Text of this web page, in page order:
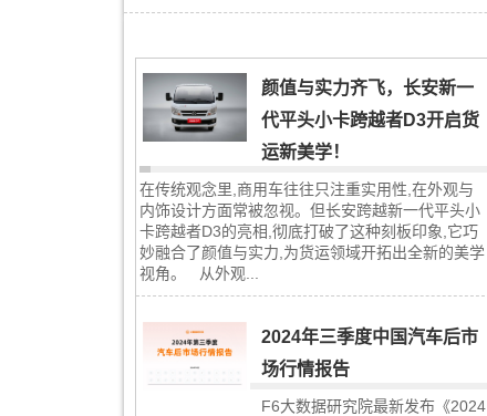
颜值与实力齐飞，长安新一
代平头小卡跨越者D3开启货
运新美学！
在传统观念里,商用车往往只注重实用性,在外观与
内饰设计方面常被忽视。但长安跨越新一代平头小
卡跨越者D3的亮相,彻底打破了这种刻板印象,它巧
妙融合了颜值与实力,为货运领域开拓出全新的美学
视角。 从外观...
2024年三季度中国汽车后市
场行情报告
F6大数据研究院最新发布《2024